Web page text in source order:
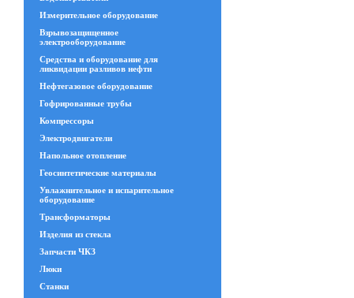
Измерительное оборудование
Взрывозащищенное
электрооборудование
Средства и оборудование для
ликвидации разливов нефти
Нефтегазовое оборудование
Гофрированные трубы
Компрессоры
Электродвигатели
Напольное отопление
Геосинтетические материалы
Увлажнительное и испарительное
оборудование
Трансформаторы
Изделия из стекла
Запчасти ЧКЗ
Люки
Станки